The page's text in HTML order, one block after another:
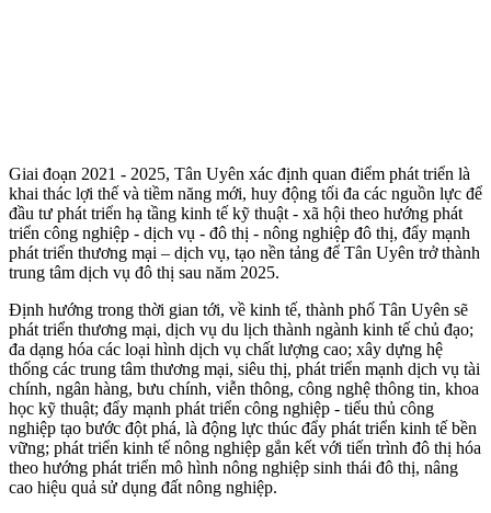
Giai đoạn 2021 - 2025, Tân Uyên xác định quan điểm phát triển là
khai thác lợi thế và tiềm năng mới, huy động tối đa các nguồn lực để
đầu tư phát triển hạ tầng kinh tế kỹ thuật - xã hội theo hướng phát
triển công nghiệp - dịch vụ - đô thị - nông nghiệp đô thị, đẩy mạnh
phát triển thương mại – dịch vụ, tạo nền tảng để Tân Uyên trở thành
trung tâm dịch vụ đô thị sau năm 2025.
Định hướng trong thời gian tới, về kinh tế, thành phố Tân Uyên sẽ
phát triển thương mại, dịch vụ du lịch thành ngành kinh tế chủ đạo;
đa dạng hóa các loại hình dịch vụ chất lượng cao; xây dựng hệ
thống các trung tâm thương mại, siêu thị, phát triển mạnh dịch vụ tài
chính, ngân hàng, bưu chính, viễn thông, công nghệ thông tin, khoa
học kỹ thuật; đẩy mạnh phát triển công nghiệp - tiểu thủ công
nghiệp tạo bước đột phá, là động lực thúc đẩy phát triển kinh tế bền
vững; phát triển kinh tế nông nghiệp gắn kết với tiến trình đô thị hóa
theo hướng phát triển mô hình nông nghiệp sinh thái đô thị, nâng
cao hiệu quả sử dụng đất nông nghiệp.